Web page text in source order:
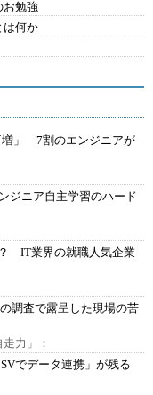
お勉強
は何か
増」 7割のエンジニアが
ジニア自主学習のハード
IT業界の就職人気企業
調査で露呈した現場の苦
力」：
でデータ連携」が残る